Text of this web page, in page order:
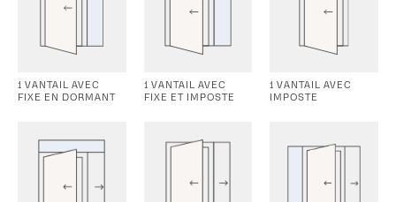
1 VANTAIL AVEC
FIXE EN DORMANT
1 VANTAIL AVEC
FIXE ET IMPOSTE
1 VANTAIL AVEC
IMPOSTE